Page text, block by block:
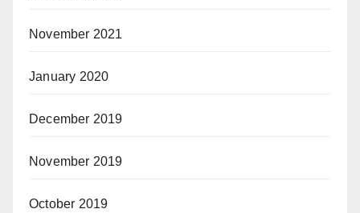
November 2021
January 2020
December 2019
November 2019
October 2019